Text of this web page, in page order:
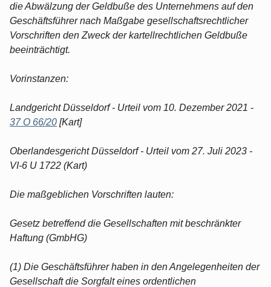
die Abwälzung der Geldbuße des Unternehmens auf den
Geschäftsführer nach Maßgabe gesellschaftsrechtlicher
Vorschriften den Zweck der kartellrechtlichen Geldbuße
beeinträchtigt.
Vorinstanzen:
Landgericht Düsseldorf - Urteil vom 10. Dezember 2021 -
37 O 66/20 [Kart]
Oberlandesgericht Düsseldorf - Urteil vom 27. Juli 2023 -
VI-6 U 1722 (Kart)
Die maßgeblichen Vorschriften lauten:
Gesetz betreffend die Gesellschaften mit beschränkter
Haftung (GmbHG)
(1) Die Geschäftsführer haben in den Angelegenheiten der
Gesellschaft die Sorgfalt eines ordentlichen